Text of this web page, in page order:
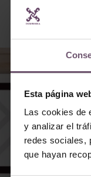
Esta página
Las cookies de
y analizar el
redes sociales,
que hayan